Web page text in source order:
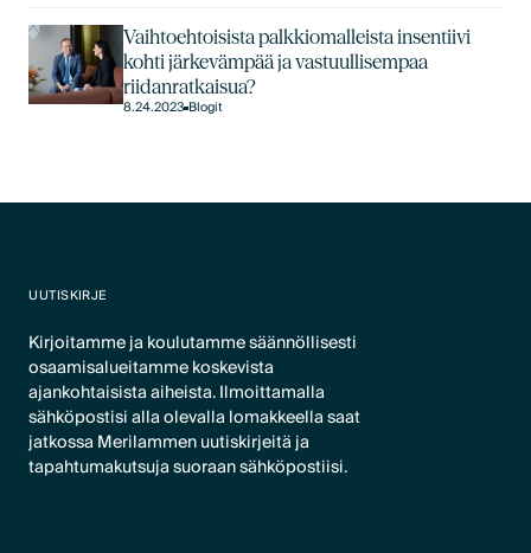
Vaihtoehtoisista palkkiomalleista insentiivi
kohti järkevämpää ja vastuullisempaa
riidanratkaisua?
8.24.2023Blogit
UUTISKIRJE
Kirjoitamme ja koulutamme säännöllisesti
osaamisalueitamme koskevista
ajankohtaisista aiheista. Ilmoittamalla
sähköpostisi alla olevalla lomakkeella saat
jatkossa Merilammen uutiskirjeitä ja
tapahtumakutsuja suoraan sähköpostiisi.